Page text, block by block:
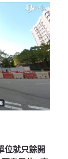
位就只餘開